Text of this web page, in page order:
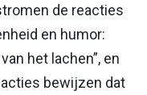
de reacties
en humor:
het lachen”, en
bewijzen dat